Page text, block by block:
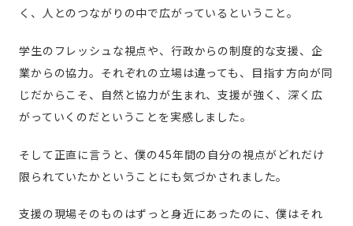
く、人とのつながりの中で広がっているということ。
学生のフレッシュな視点や、行政からの制度的な支援、企
業からの協力。それぞれの立場は違っても、目指す方向が同
じだからこそ、自然と協力が生まれ、支援が強く、深く広
がっていくのだということを実感しました。
そして正直に言うと、僕の45年間の自分の視点がどれだけ
限られていたかということにも気づかされました。
支援の現場そのものはずっと身近にあったのに、僕はそれ